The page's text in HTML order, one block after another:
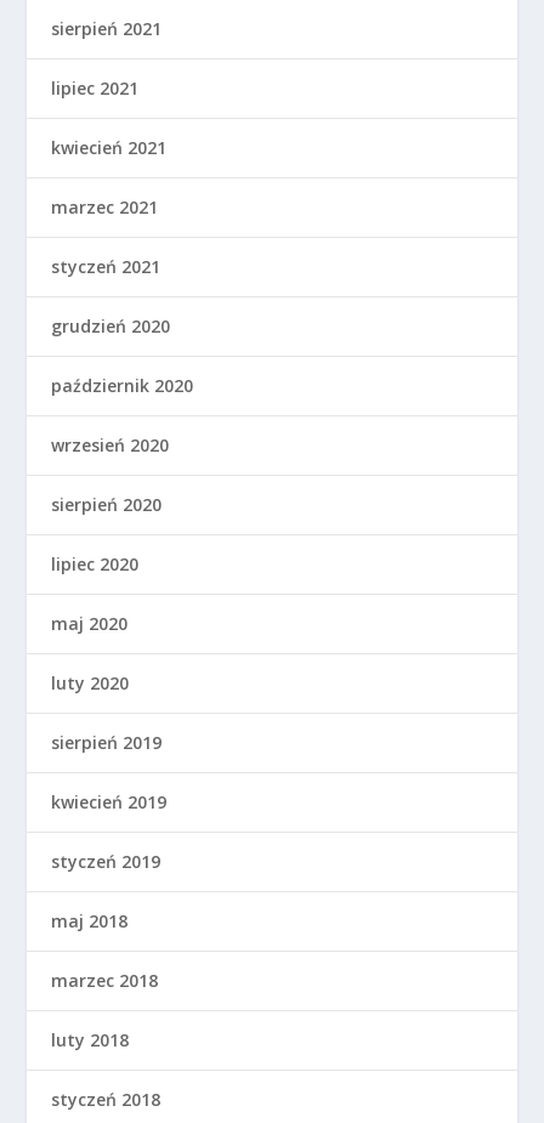
sierpień 2021
lipiec 2021
kwiecień 2021
marzec 2021
styczeń 2021
grudzień 2020
październik 2020
wrzesień 2020
sierpień 2020
lipiec 2020
maj 2020
luty 2020
sierpień 2019
kwiecień 2019
styczeń 2019
maj 2018
marzec 2018
luty 2018
styczeń 2018